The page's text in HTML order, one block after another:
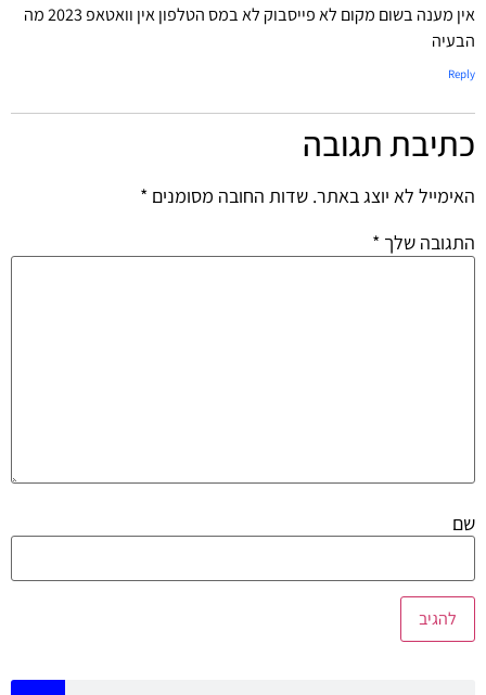
אין מענה בשום מקום לא פייסבוק לא במס הטלפון אין וואטאפ 2023 מה
הבעיה
Reply
כתיבת תגובה
האימייל לא יוצג באתר. שדות החובה מסומנים *
התגובה שלך *
שם